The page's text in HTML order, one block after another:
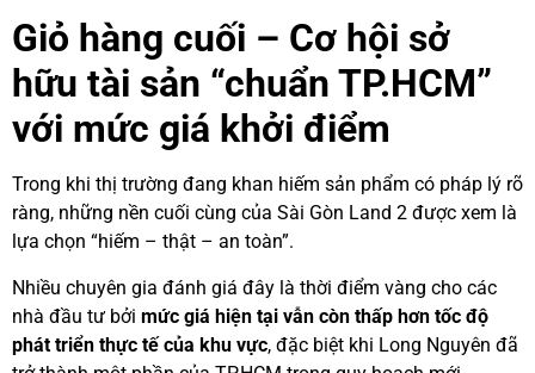
Giỏ hàng cuối – Cơ hội sở
hữu tài sản “chuẩn TP.HCM”
với mức giá khởi điểm
Trong khi thị trường đang khan hiếm sản phẩm có pháp lý rõ
ràng, những nền cuối cùng của Sài Gòn Land 2 được xem là
lựa chọn “hiếm – thật – an toàn”.
Nhiều chuyên gia đánh giá đây là thời điểm vàng cho các
nhà đầu tư bởi mức giá hiện tại vẫn còn thấp hơn tốc độ
phát triển thực tế của khu vực, đặc biệt khi Long Nguyên đã